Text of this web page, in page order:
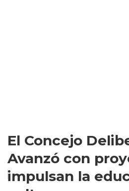
El Concejo
Avanzó con
impulsan la